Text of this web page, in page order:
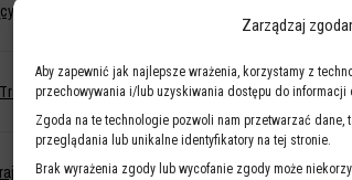
Zarządzaj
Aby zapewnić jak najlepsze wrażenia, korzystamy z
przechowywania i/lub uzyskiwania dostępu do informacji
Zgoda na te technologie pozwoli nam przetwarzać dane,
przeglądania lub unikalne identyfikatory na tej stronie.
Brak wyrażenia zgody lub wycofanie zgody może
na skrzyżowaniu ul. Krochmalnej i Wroniej
w Warszawie